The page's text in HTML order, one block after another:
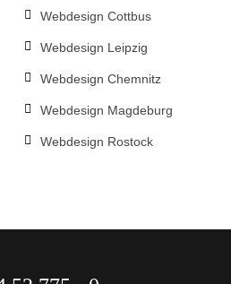
Webdesign Cottbus
Webdesign Leipzig
Webdesign Chemnitz
Webdesign Magdeburg
Webdesign Rostock